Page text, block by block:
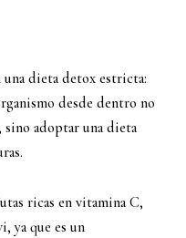
dieta detox estricta:
desde dentro no
adoptar una dieta
ricas en vitamina C,
ya que es un